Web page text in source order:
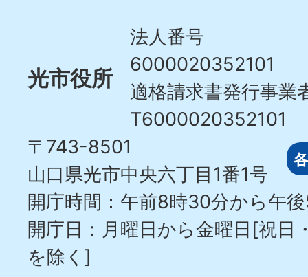
光市役所
法人番号
6000020352101
適格請求書発行事業
T6000020352101
〒743-8501
山口県光市中央六丁目1番1号
開庁時間：午前8時30分から午
開庁日：月曜日から金曜日[祝日
を除く]